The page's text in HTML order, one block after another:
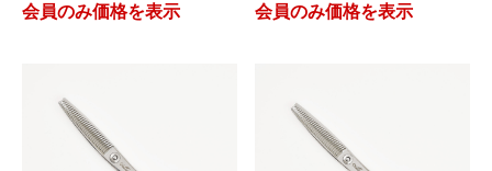
会員のみ価格を表示
会員のみ価格を表示